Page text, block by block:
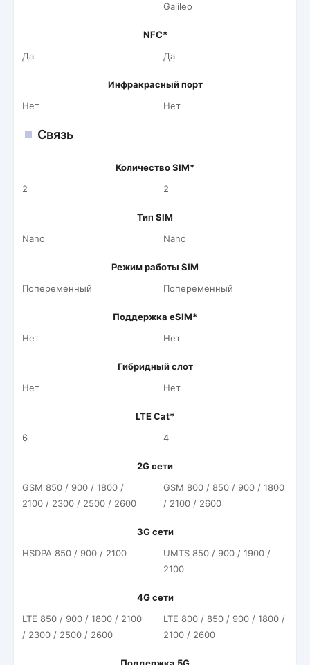
Galileo
NFC*
Да
Да
Инфракрасный порт
Нет
Нет
Связь
Количество SIM*
2
2
Тип SIM
Nano
Nano
Режим работы SIM
Попеременный
Попеременный
Поддержка eSIM*
Нет
Нет
Гибридный слот
Нет
Нет
LTE Cat*
6
4
2G сети
GSM 850 / 900 / 1800 /
2100 / 2300 / 2500 / 2600
GSM 800 / 850 / 900 / 1800
/ 2100 / 2600
3G сети
HSDPA 850 / 900 / 2100
UMTS 850 / 900 / 1900 /
2100
4G сети
LTE 850 / 900 / 1800 / 2100
/ 2300 / 2500 / 2600
LTE 800 / 850 / 900 / 1800 /
2100 / 2600